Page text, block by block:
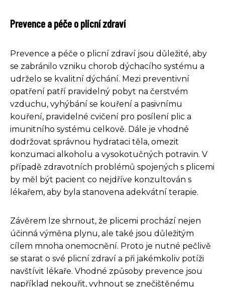
Prevence a péče o plicní zdraví
Prevence a péče o plicní zdraví jsou důležité, aby
se zabránilo vzniku chorob dýchacího systému a
udrželo se kvalitní dýchání. Mezi preventivní
opatření patří pravidelný pobyt na čerstvém
vzduchu, vyhýbání se kouření a pasivnímu
kouření, pravidelné cvičení pro posílení plic a
imunitního systému celkově. Dále je vhodné
dodržovat správnou hydrataci těla, omezit
konzumaci alkoholu a vysokotučných potravin. V
případě zdravotních problémů spojených s plicemi
by měl být pacient co nejdříve konzultován s
lékařem, aby byla stanovena adekvátní terapie.
Závěrem lze shrnout, že plicemi prochází nejen
účinná výměna plynu, ale také jsou důležitým
cílem mnoha onemocnění. Proto je nutné pečlivě
se starat o své plicní zdraví a při jakémkoliv potíži
navštívit lékaře. Vhodné způsoby prevence jsou
například nekouřit, vyhnout se znečištěnému